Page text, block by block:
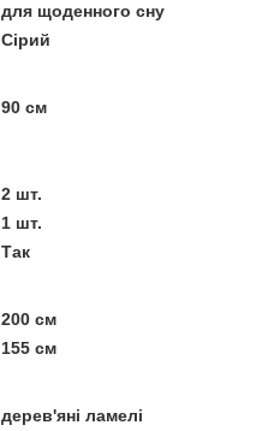
для щоденного сну
Сірий
90 см
2 шт.
1 шт.
Так
200 см
155 см
дерев'яні ламелі